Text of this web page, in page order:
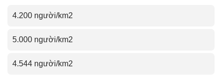
4.200 người/km2
5.000 người/km2
4.544 người/km2